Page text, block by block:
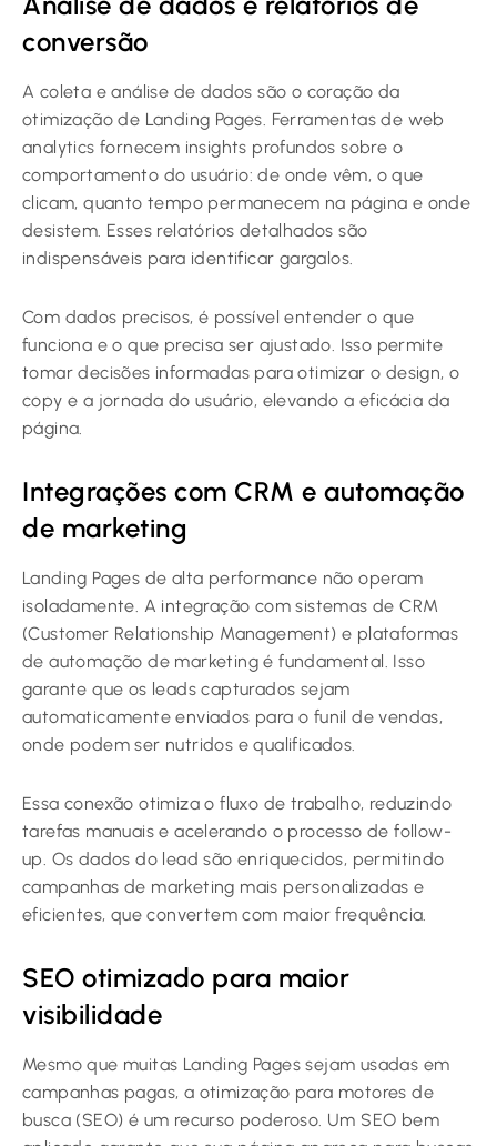
conversão
A coleta e análise de dados são o coração da
otimização de Landing Pages. Ferramentas de web
analytics fornecem insights profundos sobre o
comportamento do usuário: de onde vêm, o que
clicam, quanto tempo permanecem na página e onde
desistem. Esses relatórios detalhados são
indispensáveis para identificar gargalos.
Com dados precisos, é possível entender o que
funciona e o que precisa ser ajustado. Isso permite
tomar decisões informadas para otimizar o design, o
copy e a jornada do usuário, elevando a eficácia da
página.
Integrações com CRM e automação
de marketing
Landing Pages de alta performance não operam
isoladamente. A integração com sistemas de CRM
(Customer Relationship Management) e plataformas
de automação de marketing é fundamental. Isso
garante que os leads capturados sejam
automaticamente enviados para o funil de vendas,
onde podem ser nutridos e qualificados.
Essa conexão otimiza o fluxo de trabalho, reduzindo
tarefas manuais e acelerando o processo de follow-
up. Os dados do lead são enriquecidos, permitindo
campanhas de marketing mais personalizadas e
eficientes, que convertem com maior frequência.
SEO otimizado para maior
visibilidade
Mesmo que muitas Landing Pages sejam usadas em
campanhas pagas, a otimização para motores de
busca (SEO) é um recurso poderoso. Um SEO bem